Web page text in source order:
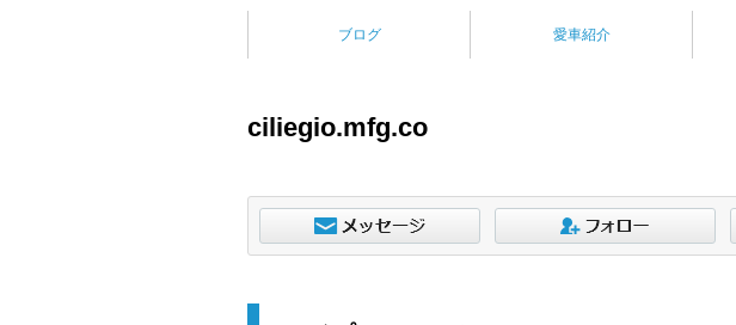
ブログ 愛車紹介
ciliegio.mfg.co